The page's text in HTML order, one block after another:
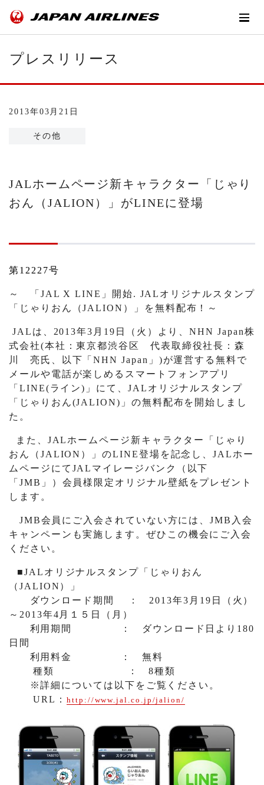
プレスリリース
2013年03月21日
その他
JALホームページ新キャラクター「じゃり
おん（JALION）」がLINEに登場
第12227号
～ 「 JAL X LINE 」開始. JAL オリジナルスタンプ
「じゃりおん（JALION ）」を無料配布！～
JAL は、 2013年3 月 19 日（火）より、NHN Japan株
式会社(本社：東京都渋谷区 代表取締役社長：森
川 亮氏、以下「NHN Japan 」 )が運営する無料で
メールや電話が楽しめるスマートフォンアプリ
「 LINE(ライン) 」にて、 JAL オリジナルスタンプ
「じゃりおん(JALION) 」の無料配布を開始しまし
た。
また、 JAL ホームページ新キャラクター「じゃり
おん（ JALION ）」のLINE登場を記念し、JAL ホー
ムページにて JAL マイレージバンク（以下
「 JMB 」）会員様限定オリジナル壁紙をプレゼント
します。
JMB会員にご入会されていない方には、JMB 入会
キャンペーンも実施します。ぜひこの機会にご入会
ください。
■JAL オリジナルスタンプ「じゃりおん
（ JALION ）」
ダウンロード期間
： 2013年3 月 19 日（火）
～ 2013年4 月１５日（月）
利用期間
： ダウンロード日より 180
日間
利用料金
： 無料
種類
：8種類
※詳細については以下をご覧ください。
URL ：http://www.jal.co.jp/jalion/